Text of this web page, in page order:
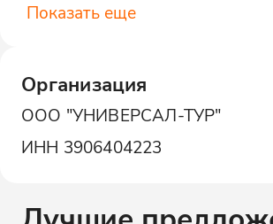
Показать еще
Организация
ООО "УНИВЕРСАЛ-ТУР"
ИНН 3906404223